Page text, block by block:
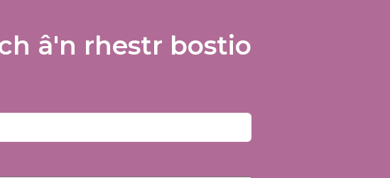
â'n rhestr bostio